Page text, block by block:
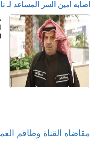
اصابه امين السر المساعد لـ
مقاضاه القناة وطاقم